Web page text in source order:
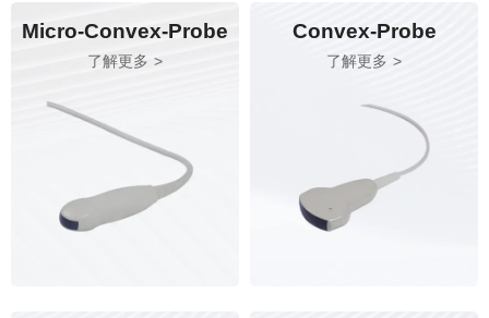
Micro-Convex-Probe
了解更多
Convex-Probe
了解更多